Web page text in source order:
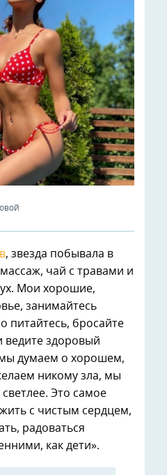
, звезда побывала в
чай с травами и
Мои хорошие,
занимайтесь
питайтесь, бросайте
ведите здоровый
думаем о хорошем,
никому зла, мы
Это самое
с чистым сердцем,
радоваться
как дети».